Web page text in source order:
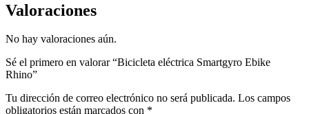
Valoraciones
No hay valoraciones aún.
Sé el primero en valorar “Bicicleta eléctrica Smartgyro Ebike
Rhino”
Tu dirección de correo electrónico no será publicada. Los campos
obligatorios están marcados con *